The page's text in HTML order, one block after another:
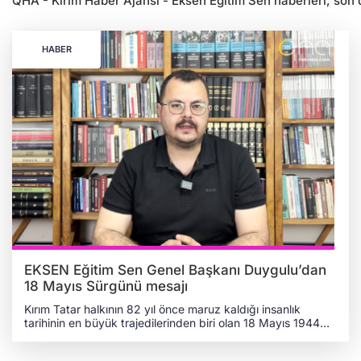
HABER
EKSEN Eğitim Sen Genel Başkanı Duygulu’dan
18 Mayıs Sürgünü mesajı
Kırım Tatar halkının 82 yıl önce maruz kaldığı insanlık
tarihinin en büyük trajedilerinden biri olan 18 Mayıs 1944